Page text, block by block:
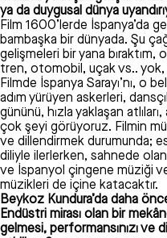
ya da duygusal dünya
Film 1600’lerde İspanya’da
bambaşka bir dünyada. Şu
gelişmeleri bir yana
tren, otomobil, uçak vs.. yok,
Filmde İspanya Sarayı’nı, o
adım yürüyen askerleri,
gününü, hızla yaklaşan
çok şeyi görüyoruz. Filmin
ve dillendirmek durumunda;
diliyle ilerlerken, sahnede
ve İspanyol çingene müziği
müzikleri de içine katacaktır.
Beykoz Kundura’da daha
Endüstri mirası olan bir
gelmesi, performansınızı ve